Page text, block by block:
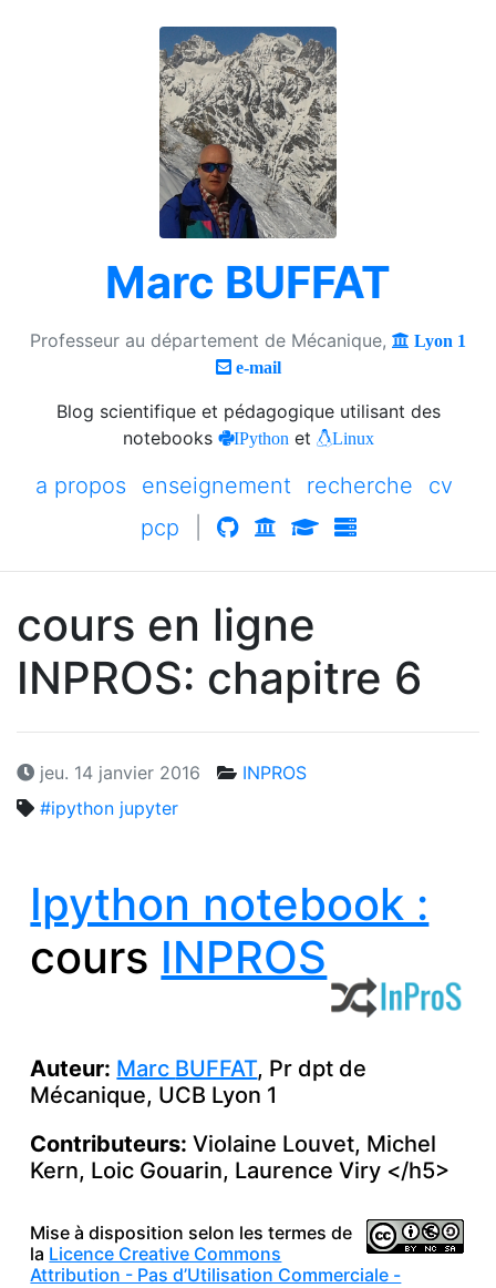
Marc BUFFAT
Professeur au département de Mécanique,
Lyon 1
e-mail
Blog scientifique et pédagogique utilisant des
notebooks
IPython et Linux
a propos enseignement recherche
cv
pcp
cours en ligne
INPROS: chapitre 6
jeu. 14 janvier 2016
INPROS
#ipython jupyter
Ipython notebook :
cours INPROS
Auteur: Marc BUFFAT, Pr dpt de
Mécanique, UCB Lyon 1
Contributeurs:Violaine Louvet, Michel
Kern, Loic Gouarin, Laurence Viry </h5>
Mise à disposition selon les termes de
la Licence Creative Commons
Attribution - Pas d’Utilisation Commerciale -